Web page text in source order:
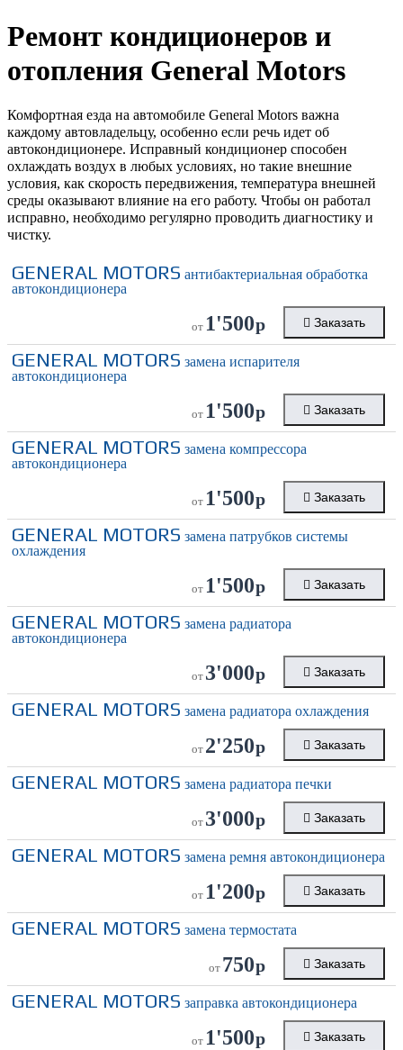
Ремонт кондиционеров и
отопления General Motors
Комфортная езда на автомобиле General Motors важна
каждому автовладельцу, особенно если речь идет об
автокондиционере. Исправный кондиционер способен
охлаждать воздух в любых условиях, но такие внешние
условия, как скорость передвижения, температура внешней
среды оказывают влияние на его работу. Чтобы он работал
исправно, необходимо регулярно проводить диагностику и
чистку.
GENERAL MOTORS антибактериальная обработка
автокондиционера
от 1'500р Заказать
GENERAL MOTORS замена испарителя
автокондиционера
от 1'500р Заказать
GENERAL MOTORS замена компрессора
автокондиционера
от 1'500р Заказать
GENERAL MOTORS замена патрубков системы
охлаждения
от 1'500р Заказать
GENERAL MOTORS замена радиатора
автокондиционера
от 3'000р Заказать
GENERAL MOTORS замена радиатора охлаждения
от 2'250р Заказать
GENERAL MOTORS замена радиатора печки
от 3'000р Заказать
GENERAL MOTORS замена ремня автокондиционера
от 1'200р Заказать
GENERAL MOTORS замена термостата
от 750р Заказать
GENERAL MOTORS заправка автокондиционера
от 1'500р Заказать